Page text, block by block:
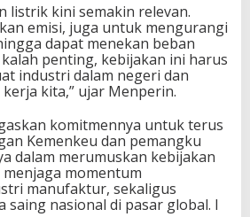
listrik kini semakin relevan.
emisi, juga untuk mengurangi
dapat menekan beban
penting, kebijakan ini harus
industri dalam negeri dan
kita,” ujar Menperin.
komitmennya untuk terus
Kemenkeu dan pemangku
dalam merumuskan kebijakan
momentum
manufaktur, sekaligus
saing nasional di pasar global. I